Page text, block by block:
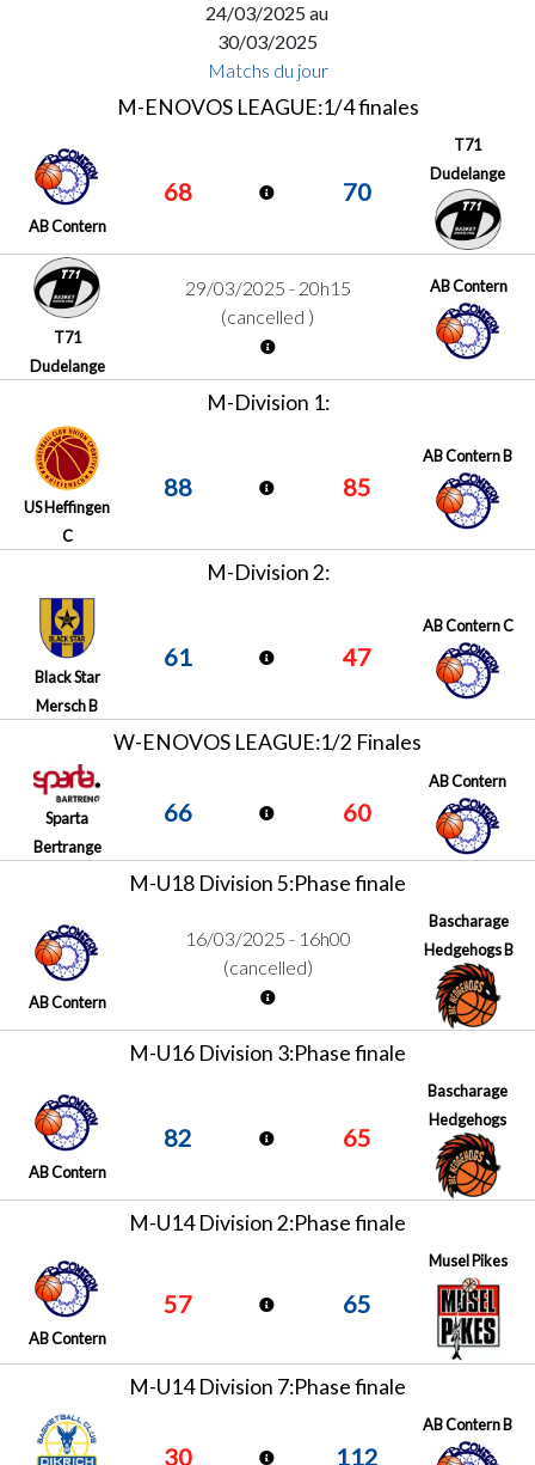
24/03/2025 au
30/03/2025
Matchs du jour
M-ENOVOS LEAGUE:1/4 finales
AB Contern
68 70
T71
Dudelange
T71
Dudelange
29/03/2025 - 20h15
(cancelled )
AB Contern
M-Division 1:
US Heffingen
C
88 85
AB Contern B
M-Division 2:
Black Star
Mersch B
61 47
AB Contern C
W-ENOVOS LEAGUE:1/2 Finales
Sparta
Bertrange
66 60
AB Contern
M-U18 Division 5:Phase finale
AB Contern
16/03/2025 - 16h00
(cancelled)
Bascharage
Hedgehogs B
M-U16 Division 3:Phase finale
AB Contern
82 65
Bascharage
Hedgehogs
M-U14 Division 2:Phase finale
AB Contern
57 65
Musel Pikes
M-U14 Division 7:Phase finale
30 112
AB Contern B